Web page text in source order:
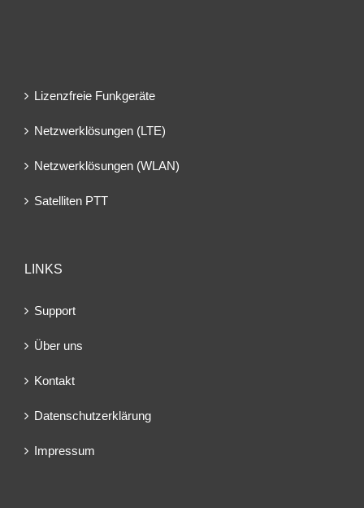
Lizenzfreie Funkgeräte
Netzwerklösungen (LTE)
Netzwerklösungen (WLAN)
Satelliten PTT
LINKS
Support
Über uns
Kontakt
Datenschutzerklärung
Impressum